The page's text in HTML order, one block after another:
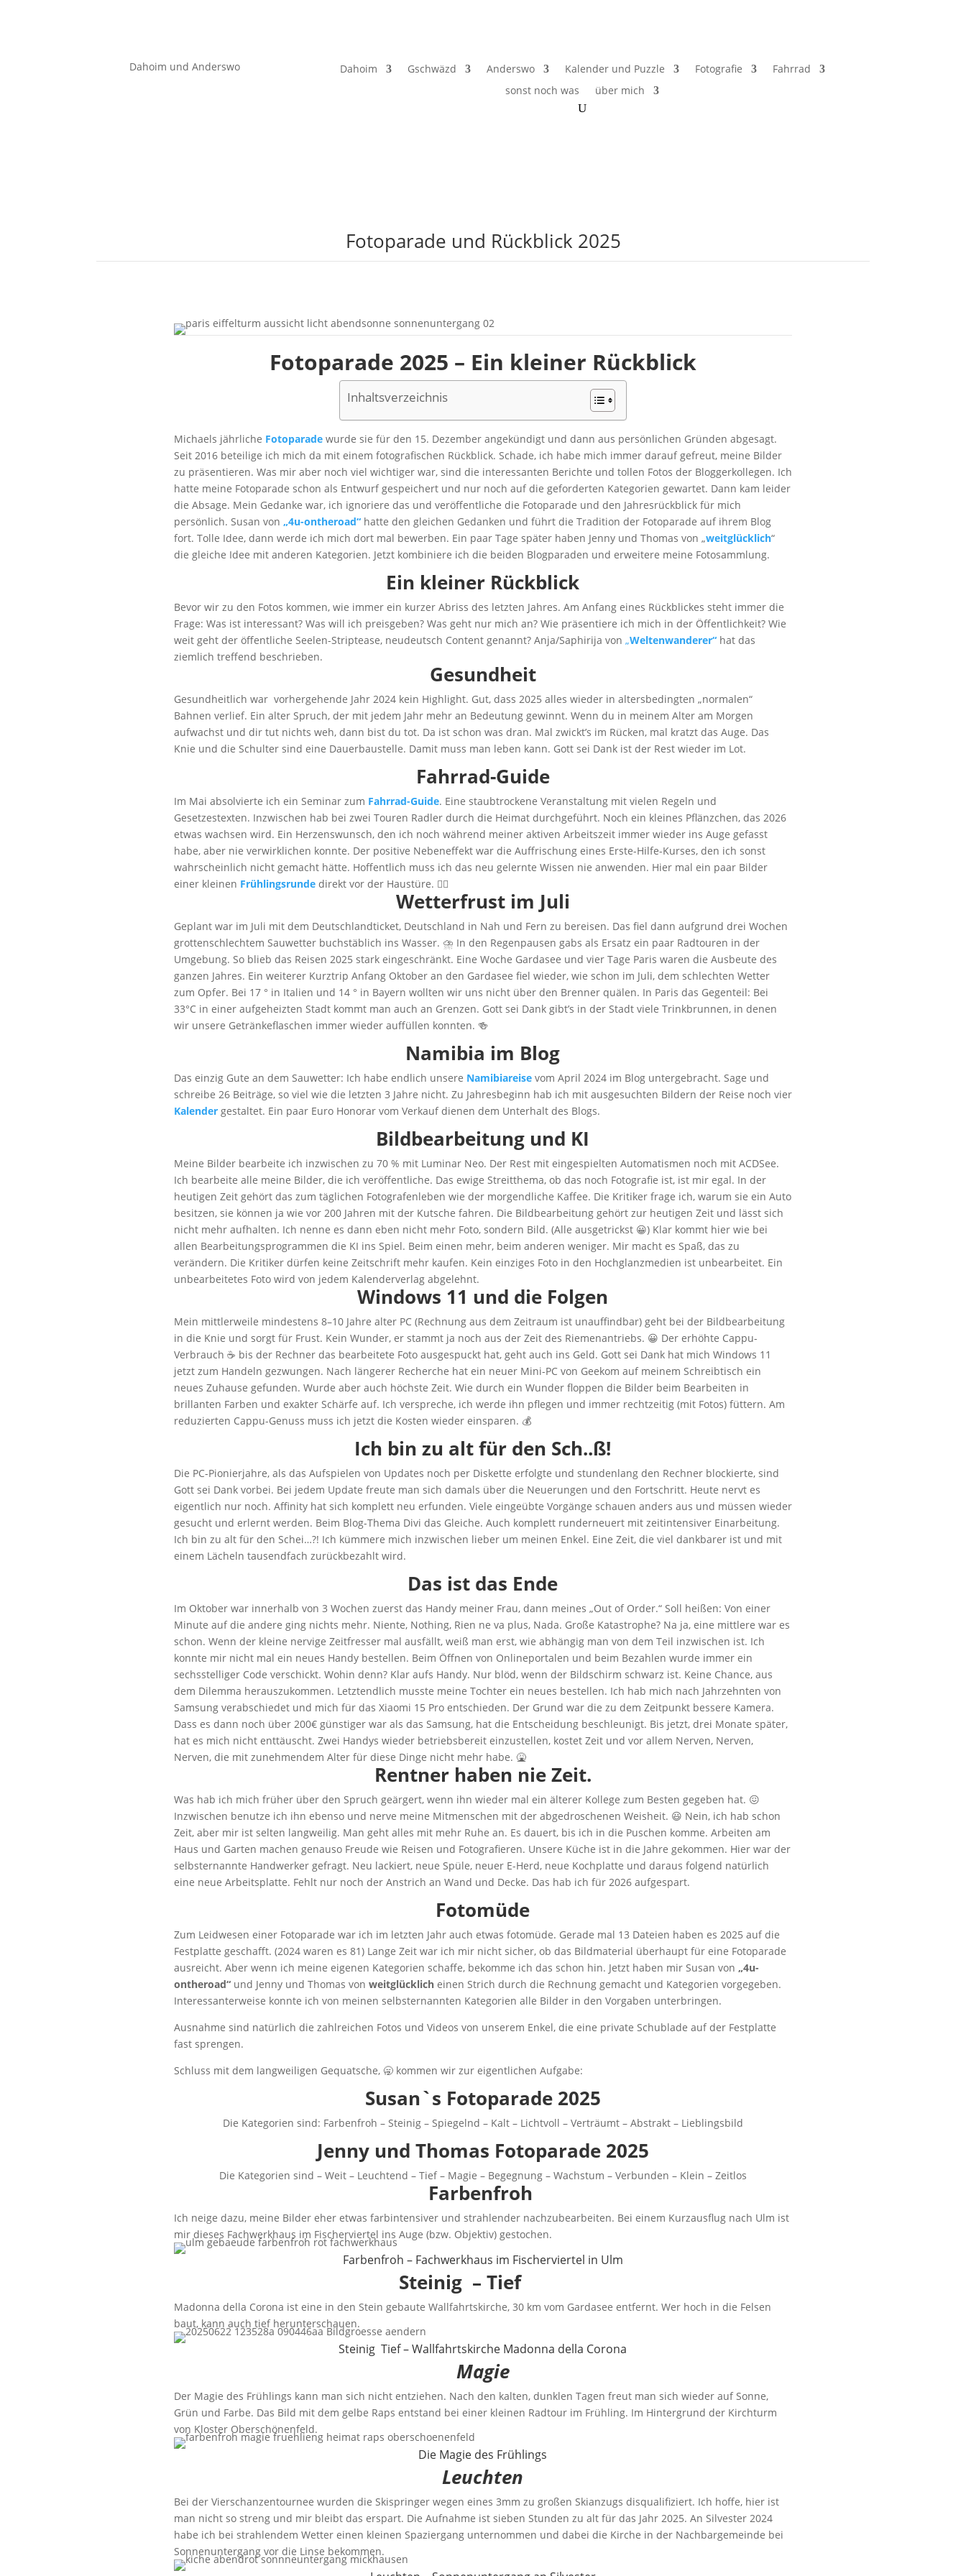
Dahoim und Anderswo Dahoim Gschwäzd Anderswo Kalender und Puzzle Fotografie
Fahrrad
sonst noch was
über mich
Fotoparade und Rückblick 2025
Fotoparade 2025 – Ein kleiner Rückblick
Inhaltsverzeichnis
Michaels jährliche Fotoparadewurde sie für den 15. Dezember angekündigt und dann aus persönlichen Gründen abgesagt.
Seit 2016 beteilige ich mich da mit einem fotografischen Rückblick. Schade, ich habe mich immer darauf gefreut, meine Bilder
zu präsentieren. Was mir aber noch viel wichtiger war, sind die interessanten Berichte und tollen Fotos der Bloggerkollegen. Ich
hatte meine Fotoparade schon als Entwurf gespeichert und nur noch auf die geforderten Kategorien gewartet. Dann kam leider
die Absage. Mein Gedanke war, ich ignoriere das und veröffentliche die Fotoparade und den Jahresrückblick für mich
persönlich. Susan von „4u-ontheroad“hatte den gleichen Gedanken und führt die Tradition der Fotoparade auf ihrem Blog
fort. Tolle Idee, dann werde ich mich dort mal bewerben. Ein paar Tage später haben Jenny und Thomas von „weitglücklich“
die gleiche Idee mit anderen Kategorien. Jetzt kombiniere ich die beiden Blogparaden und erweitere meine Fotosammlung.
Ein kleiner Rückblick
Bevor wir zu den Fotos kommen, wie immer ein kurzer Abriss des letzten Jahres. Am Anfang eines Rückblickes steht immer die
Frage: Was ist interessant? Was will ich preisgeben? Was geht nur mich an? Wie präsentiere ich mich in der Öffentlichkeit? Wie
weit geht der öffentliche Seelen-Striptease, neudeutsch Content genannt? Anja/Saphirija von „Weltenwanderer“ hat das
ziemlich treffend beschrieben.
Gesundheit
Gesundheitlich war vorhergehende Jahr 2024 kein Highlight. Gut, dass 2025 alles wieder in altersbedingten „normalen“
Bahnen verlief. Ein alter Spruch, der mit jedem Jahr mehr an Bedeutung gewinnt. Wenn du in meinem Alter am Morgen
aufwachst und dir tut nichts weh, dann bist du tot. Da ist schon was dran. Mal zwickt’s im Rücken, mal kratzt das Auge. Das
Knie und die Schulter sind eine Dauerbaustelle. Damit muss man leben kann. Gott sei Dank ist der Rest wieder im Lot.
Fahrrad-Guide
Im Mai absolvierte ich ein Seminar zum Fahrrad-Guide. Eine staubtrockene Veranstaltung mit vielen Regeln und
Gesetzestexten. Inzwischen hab bei zwei Touren Radler durch die Heimat durchgeführt. Noch ein kleines Pflänzchen, das 2026
etwas wachsen wird. Ein Herzenswunsch, den ich noch während meiner aktiven Arbeitszeit immer wieder ins Auge gefasst
habe, aber nie verwirklichen konnte. Der positive Nebeneffekt war die Auffrischung eines Erste-Hilfe-Kurses, den ich sonst
wahrscheinlich nicht gemacht hätte. Hoffentlich muss ich das neu gelernte Wissen nie anwenden. Hier mal ein paar Bilder
einer kleinen Frühlingsrundedirekt vor der Haustüre. 🚵‍♀️
Wetterfrust im Juli
Geplant war im Juli mit dem Deutschlandticket, Deutschland in Nah und Fern zu bereisen. Das fiel dann aufgrund drei Wochen
grottenschlechtem Sauwetter buchstäblich ins Wasser. ⛈️ In den Regenpausen gabs als Ersatz ein paar Radtouren in der
Umgebung. So blieb das Reisen 2025 stark eingeschränkt. Eine Woche Gardasee und vier Tage Paris waren die Ausbeute des
ganzen Jahres. Ein weiterer Kurztrip Anfang Oktober an den Gardasee fiel wieder, wie schon im Juli, dem schlechten Wetter
zum Opfer. Bei 17 ° in Italien und 14 ° in Bayern wollten wir uns nicht über den Brenner quälen. In Paris das Gegenteil: Bei
33°C in einer aufgeheizten Stadt kommt man auch an Grenzen. Gott sei Dank gibt’s in der Stadt viele Trinkbrunnen, in denen
wir unsere Getränkeflaschen immer wieder auffüllen konnten. 🍻
Namibia im Blog
Das einzig Gute an dem Sauwetter: Ich habe endlich unsere Namibiareisevom April 2024 im Blog untergebracht. Sage und
schreibe 26 Beiträge, so viel wie die letzten 3 Jahre nicht. Zu Jahresbeginn hab ich mit ausgesuchten Bildern der Reise noch vier
Kalender gestaltet. Ein paar Euro Honorar vom Verkauf dienen dem Unterhalt des Blogs.
Bildbearbeitung und KI
Meine Bilder bearbeite ich inzwischen zu 70 % mit Luminar Neo. Der Rest mit eingespielten Automatismen noch mit ACDSee.
Ich bearbeite alle meine Bilder, die ich veröffentliche. Das ewige Streitthema, ob das noch Fotografie ist, ist mir egal. In der
heutigen Zeit gehört das zum täglichen Fotografenleben wie der morgendliche Kaffee. Die Kritiker frage ich, warum sie ein Auto
besitzen, sie können ja wie vor 200 Jahren mit der Kutsche fahren. Die Bildbearbeitung gehört zur heutigen Zeit und lässt sich
nicht mehr aufhalten. Ich nenne es dann eben nicht mehr Foto, sondern Bild. (Alle ausgetrickst 😀) Klar kommt hier wie bei
allen Bearbeitungsprogrammen die KI ins Spiel. Beim einen mehr, beim anderen weniger. Mir macht es Spaß, das zu
verändern. Die Kritiker dürfen keine Zeitschrift mehr kaufen. Kein einziges Foto in den Hochglanzmedien ist unbearbeitet. Ein
unbearbeitetes Foto wird von jedem Kalenderverlag abgelehnt.
Windows 11 und die Folgen
Mein mittlerweile mindestens 8–10 Jahre alter PC (Rechnung aus dem Zeitraum ist unauffindbar) geht bei der Bildbearbeitung
in die Knie und sorgt für Frust. Kein Wunder, er stammt ja noch aus der Zeit des Riemenantriebs. 😀 Der erhöhte Cappu-
Verbrauch ☕️ bis der Rechner das bearbeitete Foto ausgespuckt hat, geht auch ins Geld. Gott sei Dank hat mich Windows 11
jetzt zum Handeln gezwungen. Nach längerer Recherche hat ein neuer Mini-PC von Geekom auf meinem Schreibtisch ein
neues Zuhause gefunden. Wurde aber auch höchste Zeit. Wie durch ein Wunder floppen die Bilder beim Bearbeiten in
brillanten Farben und exakter Schärfe auf. Ich verspreche, ich werde ihn pflegen und immer rechtzeitig (mit Fotos) füttern. Am
reduzierten Cappu-Genuss muss ich jetzt die Kosten wieder einsparen. 💰
Ich bin zu alt für den Sch..ß!
Die PC-Pionierjahre, als das Aufspielen von Updates noch per Diskette erfolgte und stundenlang den Rechner blockierte, sind
Gott sei Dank vorbei. Bei jedem Update freute man sich damals über die Neuerungen und den Fortschritt. Heute nervt es
eigentlich nur noch. Affinity hat sich komplett neu erfunden. Viele eingeübte Vorgänge schauen anders aus und müssen wieder
gesucht und erlernt werden. Beim Blog-Thema Divi das Gleiche. Auch komplett runderneuert mit zeitintensiver Einarbeitung.
Ich bin zu alt für den Schei…?! Ich kümmere mich inzwischen lieber um meinen Enkel. Eine Zeit, die viel dankbarer ist und mit
einem Lächeln tausendfach zurückbezahlt wird.
Das ist das Ende
Im Oktober war innerhalb von 3 Wochen zuerst das Handy meiner Frau, dann meines „Out of Order.“ Soll heißen: Von einer
Minute auf die andere ging nichts mehr. Niente, Nothing, Rien ne va plus, Nada. Große Katastrophe? Na ja, eine mittlere war es
schon. Wenn der kleine nervige Zeitfresser mal ausfällt, weiß man erst, wie abhängig man von dem Teil inzwischen ist. Ich
konnte mir nicht mal ein neues Handy bestellen. Beim Öffnen von Onlineportalen und beim Bezahlen wurde immer ein
sechsstelliger Code verschickt. Wohin denn? Klar aufs Handy. Nur blöd, wenn der Bildschirm schwarz ist. Keine Chance, aus
dem Dilemma herauszukommen. Letztendlich musste meine Tochter ein neues bestellen. Ich hab mich nach Jahrzehnten von
Samsung verabschiedet und mich für das Xiaomi 15 Pro entschieden. Der Grund war die zu dem Zeitpunkt bessere Kamera.
Dass es dann noch über 200€ günstiger war als das Samsung, hat die Entscheidung beschleunigt. Bis jetzt, drei Monate später,
hat es mich nicht enttäuscht. Zwei Handys wieder betriebsbereit einzustellen, kostet Zeit und vor allem Nerven, Nerven,
Nerven, die mit zunehmendem Alter für diese Dinge nicht mehr habe. 🤮
Rentner haben nie Zeit.
Was hab ich mich früher über den Spruch geärgert, wenn ihn wieder mal ein älterer Kollege zum Besten gegeben hat. 😖
Inzwischen benutze ich ihn ebenso und nerve meine Mitmenschen mit der abgedroschenen Weisheit. 😃 Nein, ich hab schon
Zeit, aber mir ist selten langweilig. Man geht alles mit mehr Ruhe an. Es dauert, bis ich in die Puschen komme. Arbeiten am
Haus und Garten machen genauso Freude wie Reisen und Fotografieren. Unsere Küche ist in die Jahre gekommen. Hier war der
selbsternannte Handwerker gefragt. Neu lackiert, neue Spüle, neuer E-Herd, neue Kochplatte und daraus folgend natürlich
eine neue Arbeitsplatte. Fehlt nur noch der Anstrich an Wand und Decke. Das hab ich für 2026 aufgespart.
Fotomüde
Zum Leidwesen einer Fotoparade war ich im letzten Jahr auch etwas fotomüde. Gerade mal 13 Dateien haben es 2025 auf die
Festplatte geschafft. (2024 waren es 81) Lange Zeit war ich mir nicht sicher, ob das Bildmaterial überhaupt für eine Fotoparade
ausreicht. Aber wenn ich meine eigenen Kategorien schaffe, bekomme ich das schon hin. Jetzt haben mir Susan von „4u-
ontheroad“ und Jenny und Thomas von weitglücklich einen Strich durch die Rechnung gemacht und Kategorien vorgegeben.
Interessanterweise konnte ich von meinen selbsternannten Kategorien alle Bilder in den Vorgaben unterbringen.
Ausnahme sind natürlich die zahlreichen Fotos und Videos von unserem Enkel, die eine private Schublade auf der Festplatte
fast sprengen.
Schluss mit dem langweiligen Gequatsche, 🥱 kommen wir zur eigentlichen Aufgabe:
Susan`s Fotoparade 2025
Die Kategorien sind: Farbenfroh – Steinig – Spiegelnd – Kalt – Lichtvoll – Verträumt – Abstrakt – Lieblingsbild
Jenny und Thomas Fotoparade 2025
Die Kategorien sind – Weit – Leuchtend – Tief – Magie – Begegnung – Wachstum – Verbunden – Klein – Zeitlos
Farbenfroh
Ich neige dazu, meine Bilder eher etwas farbintensiver und strahlender nachzubearbeiten. Bei einem Kurzausflug nach Ulm ist
mir dieses Fachwerkhaus im Fischerviertel ins Auge (bzw. Objektiv) gestochen.
Farbenfroh – Fachwerkhaus im Fischerviertel in Ulm
Steinig – Tief
Madonna della Corona ist eine in den Stein gebaute Wallfahrtskirche, 30 km vom Gardasee entfernt. Wer hoch in die Felsen
baut, kann auch tief herunterschauen.
Steinig Tief – Wallfahrtskirche Madonna della Corona
Magie
Der Magie des Frühlings kann man sich nicht entziehen. Nach den kalten, dunklen Tagen freut man sich wieder auf Sonne,
Grün und Farbe. Das Bild mit dem gelbe Raps entstand bei einer kleinen Radtour im Frühling. Im Hintergrund der Kirchturm
von Kloster Oberschönenfeld.
Die Magie des Frühlings
Leuchten
Bei der Vierschanzentournee wurden die Skispringer wegen eines 3mm zu großen Skianzugs disqualifiziert. Ich hoffe, hier ist
man nicht so streng und mir bleibt das erspart. Die Aufnahme ist sieben Stunden zu alt für das Jahr 2025. An Silvester 2024
habe ich bei strahlendem Wetter einen kleinen Spaziergang unternommen und dabei die Kirche in der Nachbargemeinde bei
Sonnenuntergang vor die Linse bekommen.